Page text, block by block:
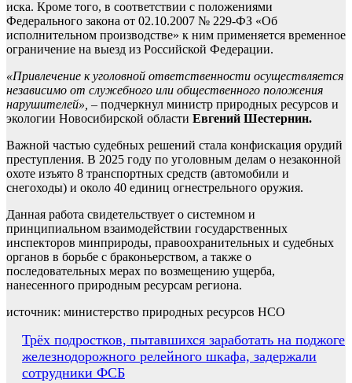
иска. Кроме того, в соответствии с положениями
Федерального закона от 02.10.2007 № 229-ФЗ «Об
исполнительном производстве» к ним применяется временное
ограничение на выезд из Российской Федерации.
«Привлечение к уголовной ответственности осуществляется
независимо от служебного или общественного положения
нарушителей», – подчеркнул министр природных ресурсов и
экологии Новосибирской области Евгений Шестернин.
Важной частью судебных решений стала конфискация орудий
преступления. В 2025 году по уголовным делам о незаконной
охоте изъято 8 транспортных средств (автомобили и
снегоходы) и около 40 единиц огнестрельного оружия.
Данная работа свидетельствует о системном и
принципиальном взаимодействии государственных
инспекторов минприроды, правоохранительных и судебных
органов в борьбе с браконьерством, а также о
последовательных мерах по возмещению ущерба,
нанесенного природным ресурсам региона.
источник: министерство природных ресурсов НСО
Навигация
по
Трёх подростков, пытавшихся заработать на поджоге
железнодорожного релейного шкафа, задержали
сотрудники ФСБ